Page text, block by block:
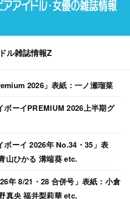
ル雑誌情報Z
2026」表紙：一ノ瀬瑠菜
ボーイPREMIUM 2026上半期グ
ボーイ 2026年 No.34・35」表
山ひかる 溝端葵 etc.
年 8/21・28 合併号」表紙：小倉
真央 福井梨莉華 etc.